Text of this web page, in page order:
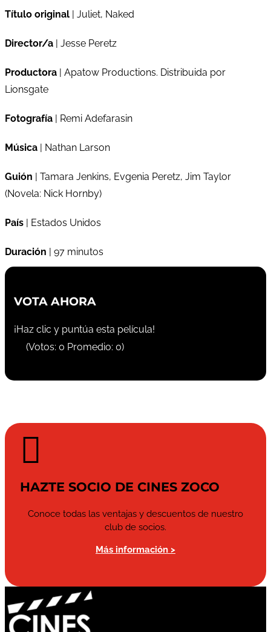
Título original | Juliet, Naked
Director/a | Jesse Peretz
Productora | Apatow Productions. Distribuida por
Lionsgate
Fotografía | Remi Adefarasin
Música | Nathan Larson
Guión | Tamara Jenkins, Evgenia Peretz, Jim Taylor
(Novela: Nick Hornby)
País | Estados Unidos
Duración | 97 minutos
VOTA AHORA
¡Haz clic y puntúa esta película!
(Votos: 0 Promedio: 0)

HAZTE SOCIO DE CINES ZOCO
Conoce todas las ventajas y descuentos de nuestro
club de socios.
Más información >